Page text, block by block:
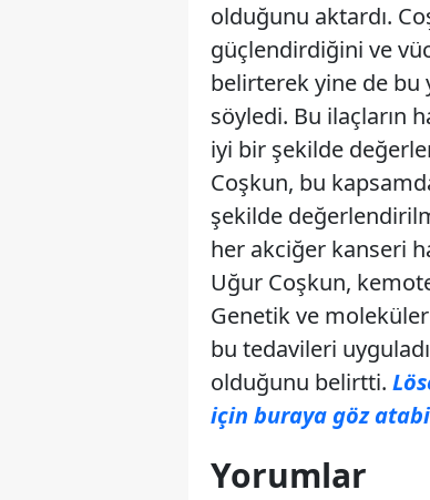
olduğunu aktardı.
güçlendirdiğini ve
belirterek yine de bu
söyledi. Bu ilaçların
iyi bir şekilde
Coşkun, bu
şekilde
her akciğer kanseri
Uğur Coşkun,
Genetik ve
bu tedavileri
olduğunu belirtti.
için buraya göz
Yorumlar